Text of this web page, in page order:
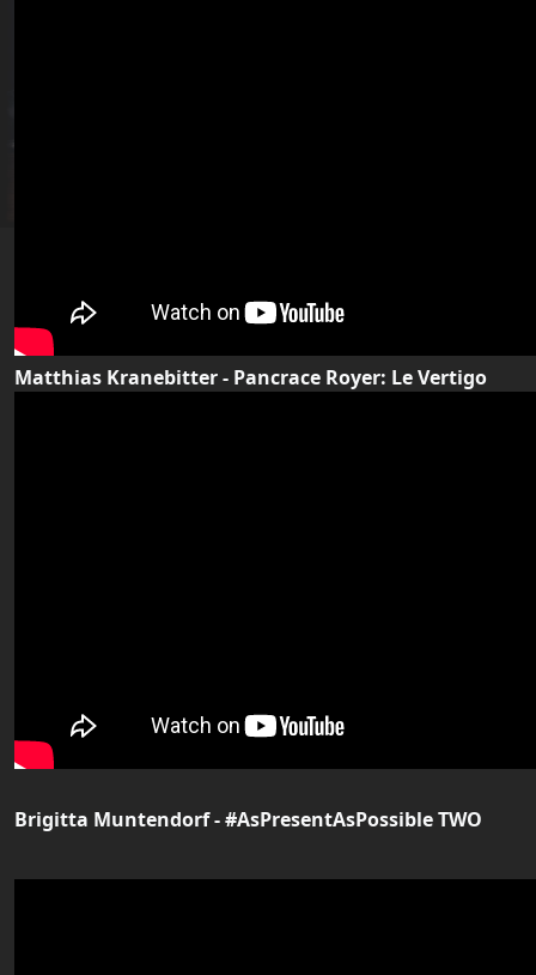
Matthias Kranebitter - Pancrace Royer: Le Vertigo
Brigitta Muntendorf- #AsPresentAsPossible TWO